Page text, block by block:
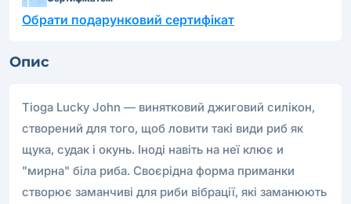
Обрати подарунковий сертифікат
Опис
Tioga Lucky John — винятковий джиговий силікон,
створений для того, щоб ловити такі види риб як
щука, судак і окунь. Іноді навіть на неї клює и
"мирна" біла риба. Своєрідна форма приманки
створює заманчиві для риби вібрації, які заманюють